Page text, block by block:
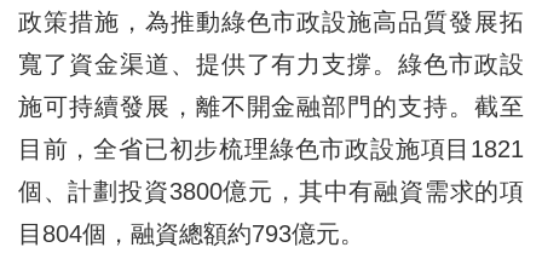
政策措施，為推動綠色市政設施高品質發展拓
寬了資金渠道、提供了有力支撐。綠色市政設
施可持續發展，離不開金融部門的支持。截至
目前，全省已初步梳理綠色市政設施項目1821
個、計劃投資3800億元，其中有融資需求的項
目804個，融資總額約793億元。